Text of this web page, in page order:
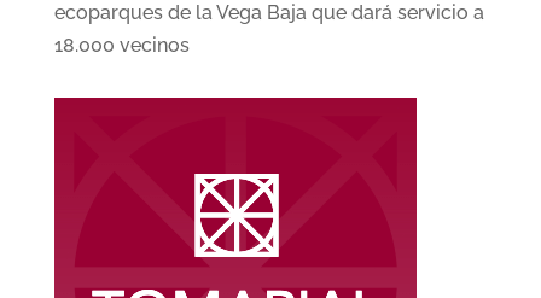
ecoparques de la Vega Baja que dará servicio a
18.000 vecinos